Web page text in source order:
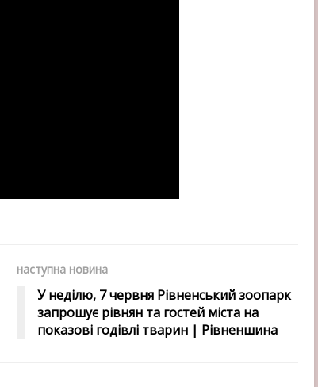
наступна новина
У неділю, 7 червня Рівненський зоопарк
запрошує рівнян та гостей міста на
показові годівлі тварин | Рівненшина